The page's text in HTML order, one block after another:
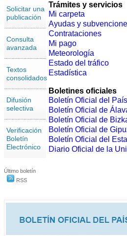
Solicitar una
publicación
Consulta
avanzada
Textos
consolidados
Difusión
selectiva
Verificación
Boletín
Electrónico
Último boletín
RSS
Trámites y servicios
Mi carpeta
Ayudas y
Contrataciones
Mi pago
Meteorología
Estado del tráfico
Estadística
Boletines oficiales
Boletín Oficial del
Boletín Oficial de
Boletín Oficial de
Boletín Oficial de
Boletín Oficial del
Diario Oficial de la